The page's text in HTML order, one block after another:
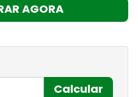
AGORA
Calcular